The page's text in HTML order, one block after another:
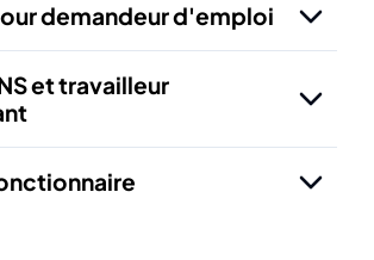
demandeur d'emploi
et travailleur